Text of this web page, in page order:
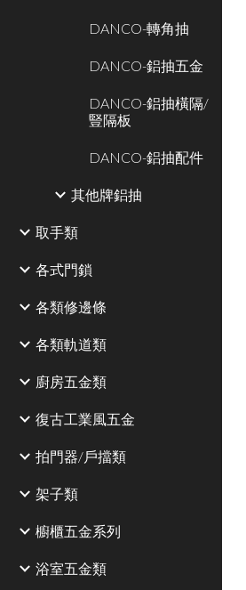
DANCO-轉角抽
DANCO-鋁抽五金
DANCO-鋁抽橫隔/
豎隔板
DANCO-鋁抽配件
其他牌鋁抽
取手類
各式門鎖
各類修邊條
各類軌道類
廚房五金類
復古工業風五金
拍門器/戶擋類
架子類
櫥櫃五金系列
浴室五金類